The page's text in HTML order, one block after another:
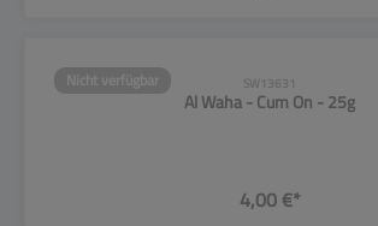
Nicht verfügbar SW13631
Al Waha - Cum On - 25g
4,00 €*